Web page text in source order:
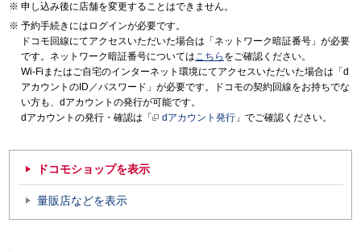
申し込み後に店舗を変更することはできません。
予約手続きにはログインが必要です。
ドコモ回線にてアクセスいただいた場合は「ネットワーク暗証番号」が必要
です。ネットワーク暗証番号についてはこちら をご確認ください。
Wi-Fiまたはご自宅のインターネット環境にてアクセスいただいた場合は「d
アカウントのID／パスワード」が必要です。ドコモの契約回線をお持ちでな
い方も、dアカウントの発行が可能です。
dアカウントの発行・確認は「
dアカウント発行 」でご確認ください。
ドコモショップを表示
量販店などを表示